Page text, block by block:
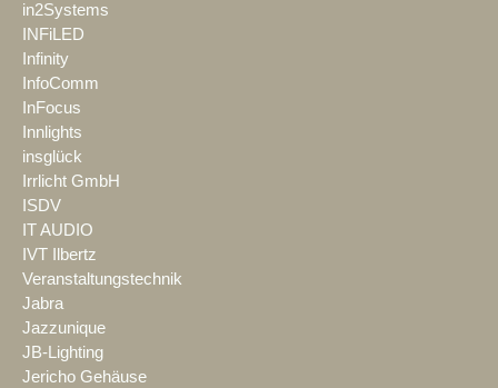
in2Systems
INFiLED
Infinity
InfoComm
InFocus
Innlights
insglück
Irrlicht GmbH
ISDV
IT AUDIO
IVT Ilbertz
Veranstaltungstechnik
Jabra
Jazzunique
JB-Lighting
Jericho Gehäuse